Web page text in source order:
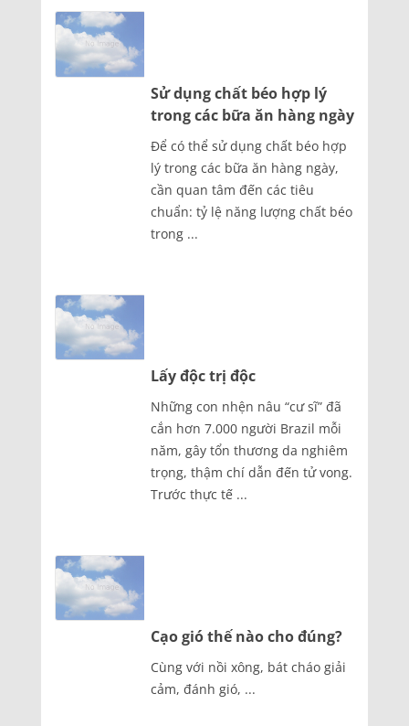
Sử dụng chất béo hợp lý
trong các bữa ăn hàng ngày
Để có thể sử dụng chất béo hợp
lý trong các bữa ăn hàng ngày,
cần quan tâm đến các tiêu
chuẩn: tỷ lệ năng lượng chất béo
trong ...
Lấy độc trị độc
Những con nhện nâu “cư sĩ” đã
cắn hơn 7.000 người Brazil mỗi
năm, gây tổn thương da nghiêm
trọng, thậm chí dẫn đến tử vong.
Trước thực tế ...
Cạo gió thế nào cho đúng?
Cùng với nồi xông, bát cháo giải
cảm, đánh gió, ...